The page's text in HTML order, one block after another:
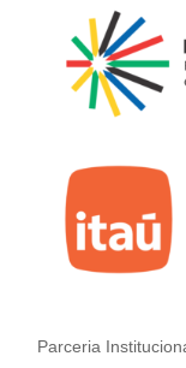
Parceria